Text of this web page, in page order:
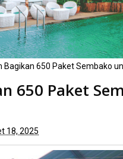
Bagikan 650 Paket Sembako
650 Paket
18, 2025